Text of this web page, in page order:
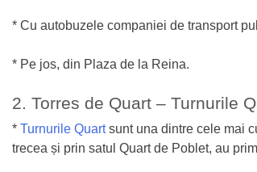
* Cu autobuzele companiei de transport
* Pe jos, din Plaza de la Reina.
2. Torres de Quart – Turnurile
* Turnurile Quartsunt una dintre cele mai
trecea și prin satul Quart de Poblet, au